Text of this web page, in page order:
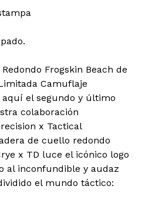
Frogskin Beach de
Camuflaje
aquí el segundo y último
colaboración
x Tactical
de cuello redondo
x TD luce el icónico logo
al inconfundible y audaz
el mundo táctico: